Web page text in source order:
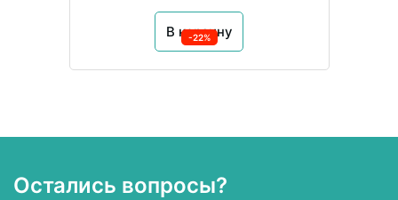
В корзину
-22%
Остались вопросы?